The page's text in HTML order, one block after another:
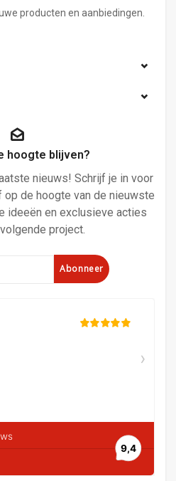
producten en aanbiedingen.
hoogte blijven?
nieuws! Schrijf je in voor
de hoogte van de nieuwste
ideeën en exclusieve acties
project.
Abonneer